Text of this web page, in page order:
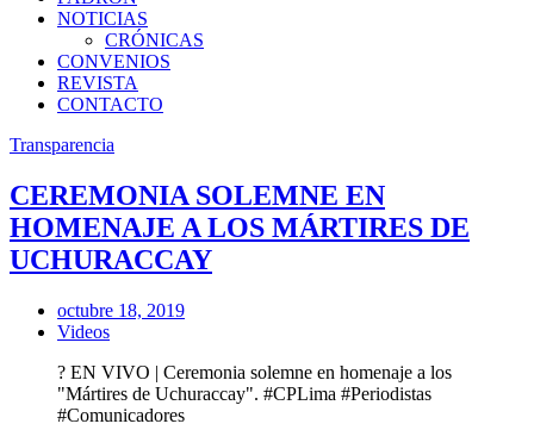
NOTICIAS
CRÓNICAS
CONVENIOS
REVISTA
CONTACTO
Transparencia
CEREMONIA SOLEMNE EN
HOMENAJE A LOS MÁRTIRES DE
UCHURACCAY
octubre 18, 2019
Videos
? EN VIVO | Ceremonia solemne en homenaje a los
"Mártires de Uchuraccay". #CPLima #Periodistas
#Comunicadores